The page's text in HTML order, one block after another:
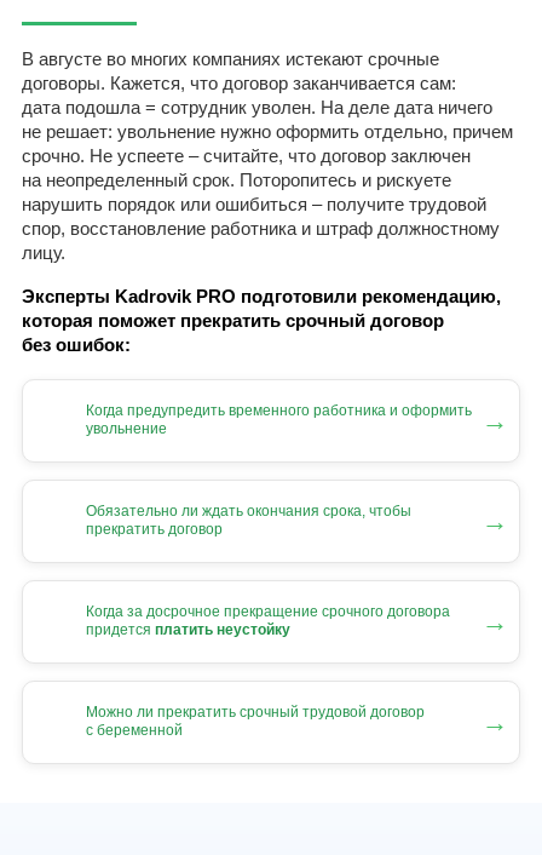
В августе во многих компаниях истекают срочные
договоры. Кажется, что договор заканчивается сам:
дата подошла = сотрудник уволен. На деле дата ничего
не решает: увольнение нужно оформить отдельно, причем
срочно. Не успеете – считайте, что договор заключен
на неопределенный срок. Поторопитесь и рискуете
нарушить порядок или ошибиться – получите трудовой
спор, восстановление работника и штраф должностному
лицу.
Эксперты Kadrovik PRO подготовили рекомендацию,
которая поможет прекратить срочный договор
без ошибок:
Когда предупредить временного работника и оформить
увольнение
→
Обязательно ли ждать окончания срока, чтобы
прекратить договор
→
Когда за досрочное прекращение срочного договора
придется платить неустойку →
Можно ли прекратить срочный трудовой договор
с беременной
→